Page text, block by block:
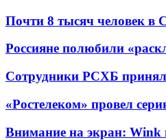
Почти 8 тысяч человек
Россияне полюбили
Сотрудники РСХБ
«Ростелеком» провел
Внимание на экран: Wink